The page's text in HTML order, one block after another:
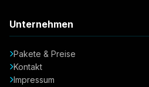
Unternehmen
Pakete & Preise
Kontakt
Impressum